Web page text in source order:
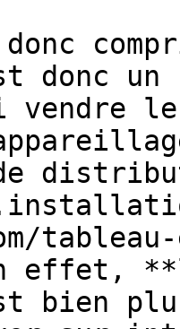
donc
donc un
le
effet,
bien